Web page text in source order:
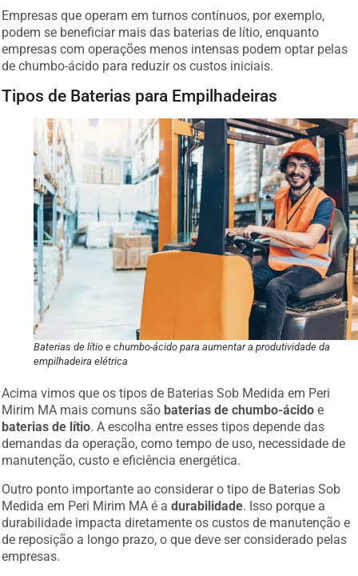
Empresas que operam em turnos contínuos, por exemplo,
podem se beneficiar mais das baterias de lítio, enquanto
empresas com operações menos intensas podem optar pelas
de chumbo-ácido para reduzir os custos iniciais.
Tipos de Baterias para Empilhadeiras
Baterias de lítio e chumbo-ácido para aumentar a produtividade da
empilhadeira elétrica
Acima vimos que os tipos de Baterias Sob Medida em Peri
Mirim MA mais comuns são baterias de chumbo-ácido e
baterias de lítio. A escolha entre esses tipos depende das
demandas da operação, como tempo de uso, necessidade de
manutenção, custo e eficiência energética.
Outro ponto importante ao considerar o tipo de Baterias Sob
Medida em Peri Mirim MA é adurabilidade. Isso porque a
durabilidade impacta diretamente os custos de manutenção e
de reposição a longo prazo, o que deve ser considerado pelas
empresas.